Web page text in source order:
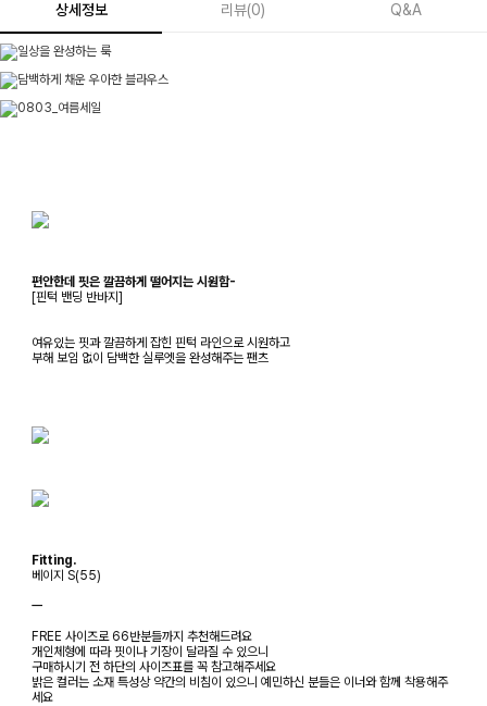
상세정보 리뷰(0) Q&A
편안한데 핏은 깔끔하게 떨어지는 시원함-
[핀턱 밴딩 반바지]
여유있는 핏과 깔끔하게 잡힌 핀턱 라인으로 시원하고
부해 보임 없이 담백한 실루엣을 완성해주는 팬츠
Fitting.
베이지 S(55)
ㅡ
FREE 사이즈로 66반분들까지 추천해드려요
개인체형에 따라 핏이나 기장이 달라질 수 있으니
구매하시기 전 하단의 사이즈표를 꼭 참고해주세요
밝은 컬러는 소재 특성상 약간의 비침이 있으니 예민하신 분들은 이너와 함께 착용해주
세요